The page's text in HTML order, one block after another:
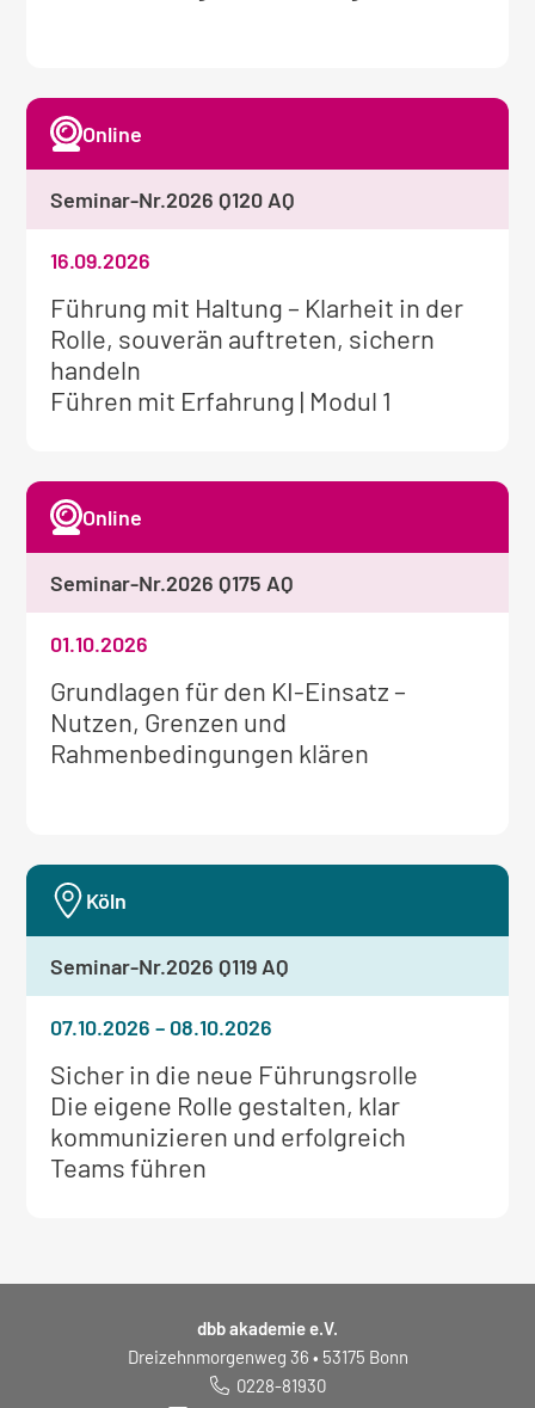
Weitere
Informationen
zum
Seminar:
Führung mit Haltung – Klarheit in der
Rolle, souverän auftreten, sichern
handeln
Führen mit Erfahrung | Modul 1
16.09.2026
Online
Seminar-Nr.2026 Q120 AQ
Weitere
Informationen
zum
Grundlagen für den KI-Einsatz –
Nutzen, Grenzen und
Rahmenbedingungen klären
01.10.2026
Online
Seminar-Nr.2026 Q175 AQ
Weitere
Informationen
zum
Seminar:
Sicher in die neue Führungsrolle
Die eigene Rolle gestalten, klar
kommunizieren und erfolgreich
Teams führen
07.10.2026– 08.10.2026
Köln
Seminar-Nr.2026 Q119 AQ
dbb akademie e.V.
Dreizehnmorgenweg 36 • 53175 Bonn
0228-81930